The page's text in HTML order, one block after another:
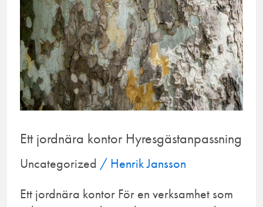
Ett jordnära kontor Hyresgästanpassning
Uncategorized / Henrik Jansson
Ett jordnära kontor För en verksamhet som
Hyresgästanpassning